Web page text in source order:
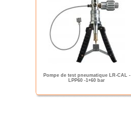
Pompe de test pneumatique LR-CAL -
LPP60 -1+60 bar